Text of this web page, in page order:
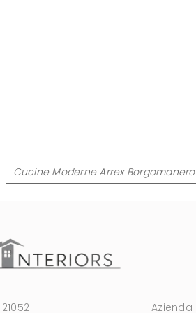
Cucine Moderne Arrex Borgomanero
Azienda